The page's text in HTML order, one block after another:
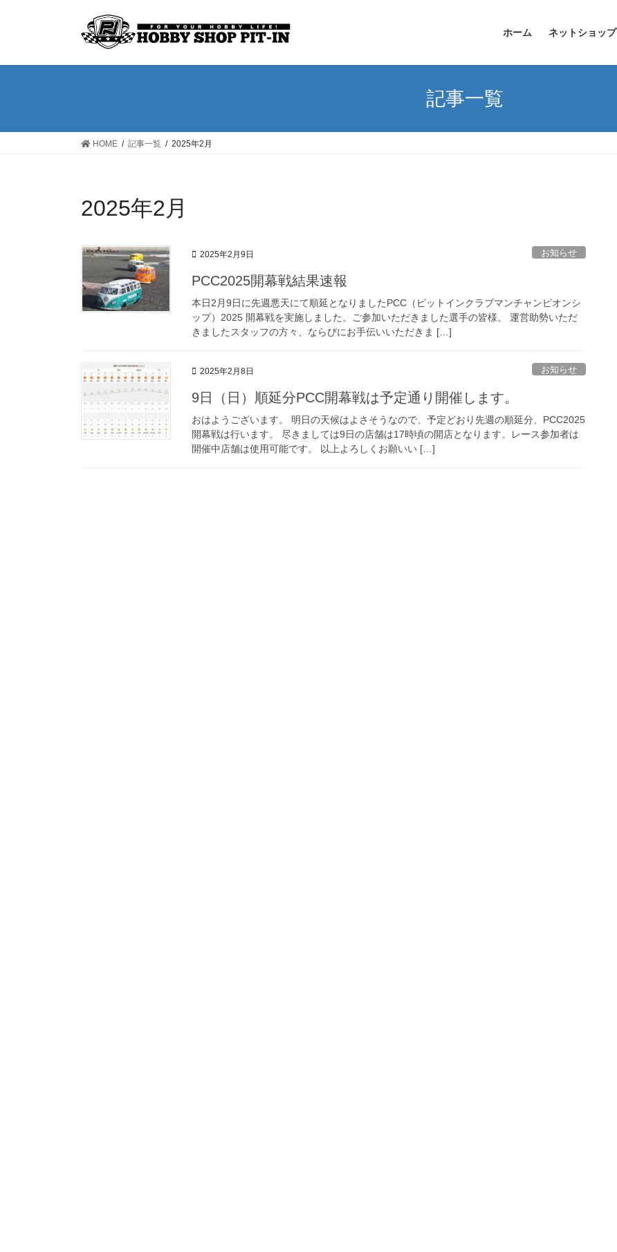
ホーム ネットショップ
記事一覧
HOME 記事一覧 2025年2月
2025年2月
2025年2月9日 お知らせ
PCC2025開幕戦結果速報
本日2月9日に先週悪天にて順延となりましたPCC（ピットインクラブマンチャンピオンシ
ップ）2025 開幕戦を実施しました。ご参加いただきました選手の皆様。 運営助勢いただ
きましたスタッフの方々、ならびにお手伝いいただきま […]
2025年2月8日 お知らせ
9日（日）順延分PCC開幕戦は予定通り開催します。
おはようございます。 明日の天候はよさそうなので、予定どおり先週の順延分、PCC2025
開幕戦は行います。 尽きましては9日の店舗は17時頃の開店となります。レース参加者は
開催中店舗は使用可能です。 以上よろしくお願いい […]